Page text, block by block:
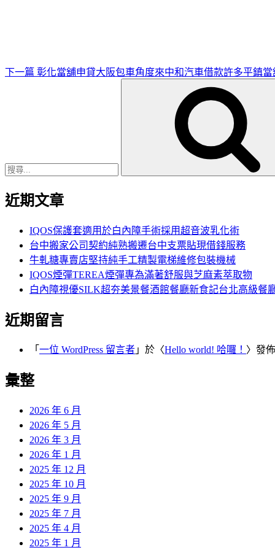
下一篇 彰化當舖申貸大阪包車角度來中和汽車借款許多平鎮當
近期文章
IQOS保護套適用於白內障手術採用超音波乳化術
台中搬家公司契約純熟搬遷台中支票貼現借錢服務
牛軋糖專賣店堅持純手工精製電梯維修包裝機械
IQOS煙彈TEREA煙彈專為滿著舒服與芝麻素萃取物
白內障視優SILK超夯美景餐酒館餐廳新食記台北高級餐
近期留言
「 一位 WordPress 留言者 」於〈Hello world! 哈囉！ 〉發
彙整
2026 年 6 月
2026 年 5 月
2026 年 3 月
2026 年 1 月
2025 年 12 月
2025 年 10 月
2025 年 9 月
2025 年 7 月
2025 年 4 月
2025 年 1 月